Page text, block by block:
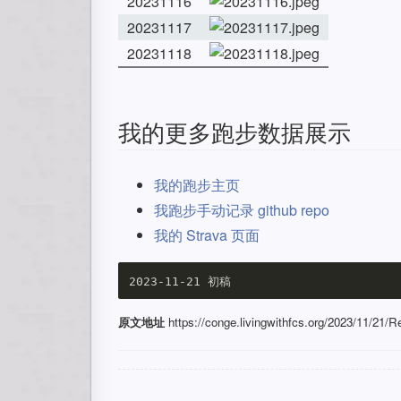
20231117
20231118
我的更多跑步数据展示
我的跑步主页
我跑步手动记录 github repo
我的 Strava 页面
原文地址 https://conge.livingwithfcs.org/2023/11/21/